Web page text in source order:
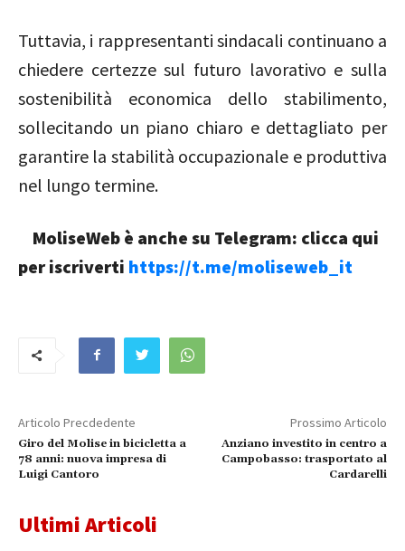
Tuttavia, i rappresentanti sindacali continuano a
chiedere certezze sul futuro lavorativo e sulla
sostenibilità economica dello stabilimento,
sollecitando un piano chiaro e dettagliato per
garantire la stabilità occupazionale e produttiva
nel lungo termine.
MoliseWeb è anche su Telegram: clicca qui
per iscriverti https://t.me/moliseweb_it
Articolo Precdedente
Giro del Molise in bicicletta a
78 anni: nuova impresa di
Luigi Cantoro
Prossimo Articolo
Anziano investito in centro a
Campobasso: trasportato al
Cardarelli
Ultimi Articoli